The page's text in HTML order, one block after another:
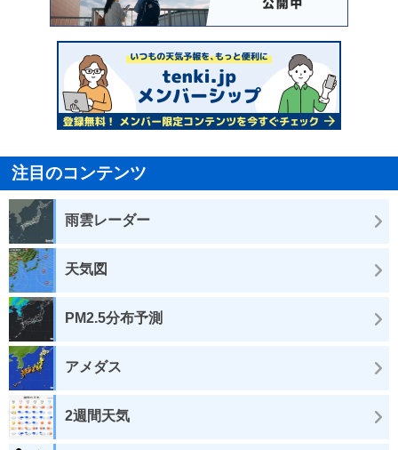
注目のコンテンツ
雨雲レーダー
天気図
PM2.5分布予測
アメダス
2週間天気